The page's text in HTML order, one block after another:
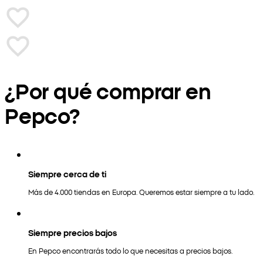
¿Por qué comprar en
Pepco?
Siempre cerca de ti
Más de 4.000 tiendas en Europa. Queremos estar siempre a tu lado.
Siempre precios bajos
En Pepco encontrarás todo lo que necesitas a precios bajos.